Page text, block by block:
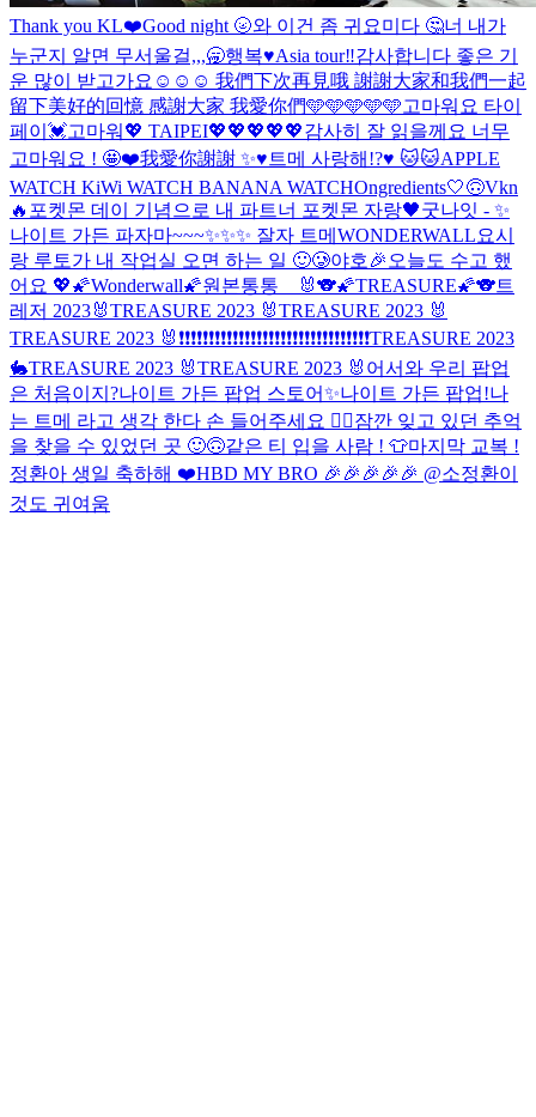
Thank you KL❤️Good night 🌝와 이건 좀 귀요미다 🤔너 내가
누군지 알면 무서울걸,,,🥱행복♥️Asia tour‼️감사합니다 좋은 기
운 많이 받고가요☺️☺️☺️ 我們下次再見哦 謝謝大家和我們一起
留下美好的回憶 感謝大家 我愛你們🩵🩵🩵🩵🩵고마워요 타이
페이💓고마워💖 TAIPEI💖💖💖💖💖감사히 잘 읽을께요 너무
고마워요 ! 🤩❤️我愛你謝謝 ✨♥️트메 사랑해!?♥️ 🐱🐱APPLE
WATCH KiWi WATCH BANANA WATCHOngredients🤍🙃Vkn
🔥 포켓몬 데이 기념으로 내 파트너 포켓몬 자랑🖤굿나잇 - ✨
나이트 가든 파자마~~~✨✨✨ 잘자 트메 WONDERWALL요시
랑 루토가 내 작업실 오면 하는 일 🙂🥲야호🎉 오늘도 수고 했
어요 💖🌠Wonderwall🌠원본통통__🐰🐨🌠TREASURE🌠🐨트
레저 2023🐰TREASURE 2023 🐰TREASURE 2023 🐰
TREASURE 2023 🐰 ❗️❗️❗️❗️❗️❗️❗️❗️❗️❗️❗️❗️❗️❗️❗️❗️❗️❗️❗️❗️❗️❗️❗️❗️❗️❗️❗️❗️❗️❗️❗️❗️TREASURE 2023
🐇TREASURE 2023 🐰TREASURE 2023 🐰 어서와 우리 팝업
은 처음이지?나이트 가든 팝업 스토어✨나이트 가든 팝업!나
는 트메 라고 생각 한다 손 들어주세요 🙋‍♂️잠깐 잊고 있던 추억
을 찾을 수 있었던 곳 🙂🙃같은 티 입을 사람 ! 👕마지막 교복 !
정환아 생일 축하해 ❤️HBD MY BRO 🎉🎉🎉🎉🎉 @소정환이
것도 귀여움